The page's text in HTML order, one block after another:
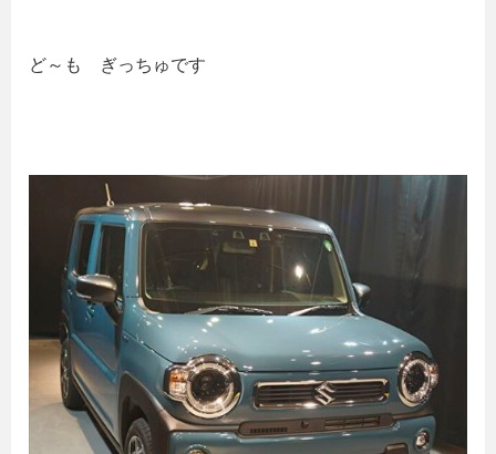
ど～も ぎっちゅです